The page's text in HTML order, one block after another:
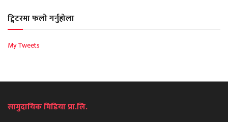
ट्विटरमा फलो गर्नुहोला
My Tweets
सामुदायिक मिडिया प्रा.लि.